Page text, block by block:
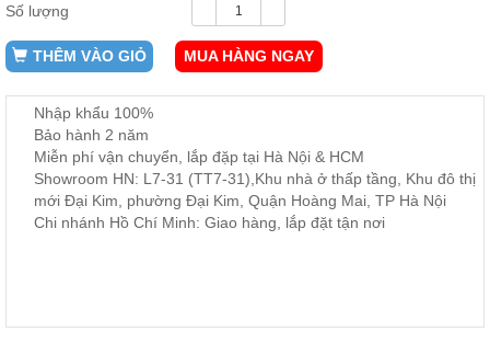
bếp
Nội
Công,
Vườn
Số lượng
THÊM VÀO GIỎ MUA HÀNG NGAY
Nhập khẩu 100%
Bảo hành 2 năm
Miễn phí vận chuyển, lắp đặp tại Hà Nội & HCM
Showroom HN: L7-31 (TT7-31),Khu nhà ở thấp tầng, Khu đô thị
mới Đại Kim, phường Đại Kim, Quận Hoàng Mai, TP Hà Nội
Chi nhánh Hồ Chí Minh: Giao hàng, lắp đặt tận nơi